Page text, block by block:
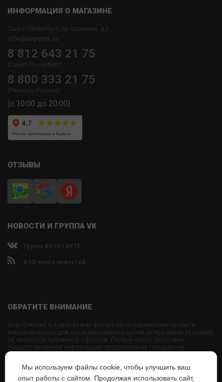
ИНФОРМАЦИЯ О МАГАЗИНЕ
Санкт-Петербург, пр.Шаумяна, д.2
info@usports.ru
8 812 643 21 75
(Санкт-Петербург)
8 800 333 21 75
(Регионы России)
(с 10:00 до 20:00)
ОТЗЫВЫ
НОВОСТИ И ГРУППА VK
Группа ВКОНТАКТЕ
RSS-лента новостей
ОБРАТИТЕ ВНИМАНИЕ
Информация о товарах и их фотографии размещены на сайте
исключительно для ознакомительных целей ни при каких условиях
не являются публичной офертой. Любые несоответствия
предоставленной информации продаваемым товарам не
являются основанием для претензий, так как внешний вид и
свое усмотрение.
Мы используем файлы cookie, чтобы улучшить ваш
опыт работы с сайтом. Продолжая использовать сайт,